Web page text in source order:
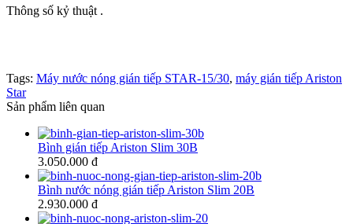
Thông số kỷ thuật .
Tags: Máy nước nóng gián tiếp STAR-15/30, máy gián tiếp Ariston
Star
Sản phẩm liên quan
Bình gián tiếp Ariston Slim 30B
3.050.000 đ
Bình nước nóng gián tiếp Ariston Slim 20B
2.930.000 đ